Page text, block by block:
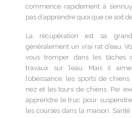
commence rapidement à
pas d’apprendre quoi que ce soit
La récupération est sa
généralement un vrai rat d’eau.
vous tromper dans les tâches
travaux sur l’eau. Mais il
l’obéissance, les sports de
nez et les tours de chiens. Par
apprendre le truc pour
les courses dans la maison.